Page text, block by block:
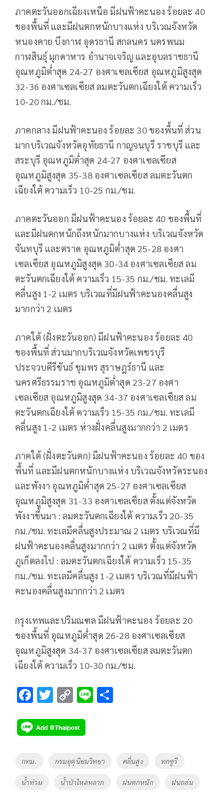
ภาคตะวันออกเฉียงเหนือ มีฝนฟ้าคะนอง ร้อยละ 40
ของพื้นที่ และมีฝนตกหนักบางแห่ง บริเวณจังหวัด
หนองคาย บึงกาฬ อุดรธานี สกลนคร นครพนม
กาฬสินธุ์ มุกดาหาร อำนาจเจริญ และอุบลราชธานี
อุณหภูมิต่ำสุด 24-27 องศาเซลเซียส อุณหภูมิสูงสุด
32-36 องศาเซลเซียส ลมตะวันตกเฉียงใต้ ความเร็ว
10-20 กม./ชม.
ภาคกลาง มีฝนฟ้าคะนอง ร้อยละ 30 ของพื้นที่ ส่วน
มากบริเวณจังหวัดอุทัยธานี กาญจนบุรี ราชบุรี และ
สระบุรี อุณหภูมิต่ำสุด 24-27 องศาเซลเซียส
อุณหภูมิสูงสุด 35-38 องศาเซลเซียส ลมตะวันตก
เฉียงใต้ ความเร็ว 10-25 กม./ชม.
ภาคตะวันออก มีฝนฟ้าคะนอง ร้อยละ 40 ของพื้นที่
และมีฝนตกหนักถึงหนักมากบางแห่ง บริเวณจังหวัด
จันทบุรี และตราด อุณหภูมิต่ำสุด 25-28 องศา
เซลเซียส อุณหภูมิสูงสุด 30-34 องศาเซลเซียส ลม
ตะวันตกเฉียงใต้ ความเร็ว 15-35 กม./ชม. ทะเลมี
คลื่นสูง 1-2 เมตร บริเวณที่มีฝนฟ้าคะนองคลื่นสูง
มากกว่า 2 เมตร
ภาคใต้ (ฝั่งตะวันออก) มีฝนฟ้าคะนอง ร้อยละ 40
ของพื้นที่ ส่วนมากบริเวณจังหวัดเพชรบุรี
ประจวบคีรีขันธ์ ชุมพร สุราษฎร์ธานี และ
นครศรีธรรมราช อุณหภูมิต่ำสุด 23-27 องศา
เซลเซียส อุณหภูมิสูงสุด 34-37 องศาเซลเซียส ลม
ตะวันตกเฉียงใต้ ความเร็ว 15-35 กม./ชม. ทะเลมี
คลื่นสูง 1-2 เมตร ห่างฝั่งคลื่นสูงมากกว่า 2 เมตร
ภาคใต้ (ฝั่งตะวันตก) มีฝนฟ้าคะนอง ร้อยละ 40 ของ
พื้นที่ และมีฝนตกหนักบางแห่ง บริเวณจังหวัดระนอง
และพังงา อุณหภูมิต่ำสุด 25-27 องศาเซลเซียส
อุณหภูมิสูงสุด 31-33 องศาเซลเซียส ตั้งแต่จังหวัด
พังงาขึ้นมา : ลมตะวันตกเฉียงใต้ ความเร็ว 20-35
กม./ชม. ทะเลมีคลื่นสูงประมาณ 2 เมตร บริเวณที่มี
ฝนฟ้าคะนองคลื่นสูงมากกว่า 2 เมตร ตั้งแต่จังหวัด
ภูเก็ตลงไป : ลมตะวันตกเฉียงใต้ ความเร็ว 15-35
กม./ชม. ทะเลมีคลื่นสูง 1-2 เมตร บริเวณที่มีฝนฟ้า
คะนองคลื่นสูงมากกว่า 2 เมตร
กรุงเทพและปริมณฑล มีฝนฟ้าคะนอง ร้อยละ 20
ของพื้นที่ อุณหภูมิต่ำสุด 26-28 องศาเซลเซียส
อุณหภูมิสูงสุด 34-37 องศาเซลเซียส ลมตะวันตก
เฉียงใต้ ความเร็ว 10-30 กม./ชม.
F
e
b
o
o
T
tt
er
C
p
y
Li
n
Li
Tags
กทม. กรมอุตุนิยมวิทยา คลื่นสูง ทกซูรี
น้ำท่วม น้ำป่าไหลหลาก ฝนตกหนัก ฝนถล่ม